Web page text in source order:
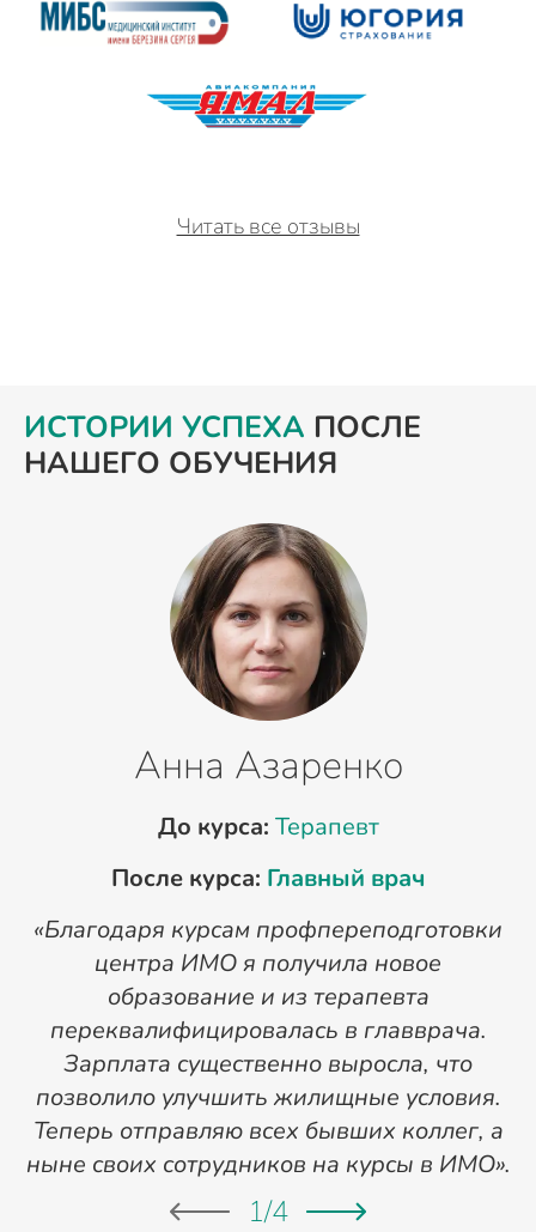
Читать все отзывы
ИСТОРИИ УСПЕХА ПОСЛЕ
НАШЕГО ОБУЧЕНИЯ
Анна Азаренко
До курса: Терапевт
После курса: Главный врач
«Благодаря курсам профпереподготовки
центра ИМО я получила новое
образование и из терапевта
переквалифицировалась в главврача.
Зарплата существенно выросла, что
позволило улучшить жилищные условия.
Теперь отправляю всех бывших коллег, а
ныне своих сотрудников на курсы в ИМО».
1/4